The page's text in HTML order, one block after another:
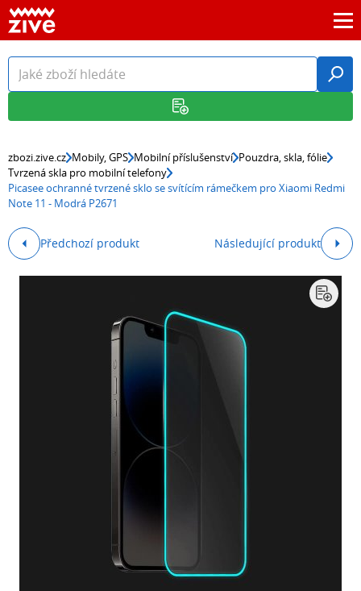
zbozi.zive.cz Mobily, GPS Mobilní příslušenství Pouzdra, skla, fólie
Tvrzená skla pro mobilní telefony
Picasee ochranné tvrzené sklo se svítícím rámečkem pro Xiaomi Redmi
Note 11 - Modrá P2671
Předchozí produkt Následující produkt